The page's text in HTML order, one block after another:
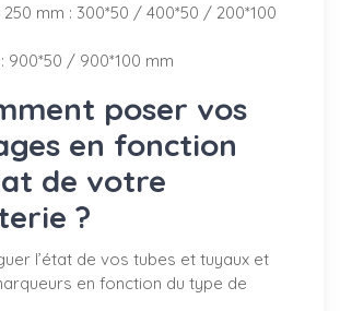
mm : 300*50 / 400*50 / 200*100
900*50 / 900*100 mm
poser vos
en fonction
de votre
?
l’état de vos tubes et tuyaux et
en fonction du type de